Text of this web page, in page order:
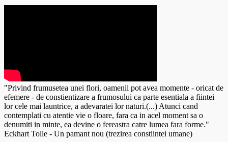
"Privind frumusetea unei flori, oamenii pot avea momente - oricat de
efemere - de constientizare a frumosului ca parte esentiala a fiintei
lor cele mai launtrice, a adevaratei lor naturi.(...) Atunci cand
contemplati cu atentie vie o floare, fara ca in acel moment sa o
denumiti in minte, ea devine o fereastra catre lumea fara forme."
Eckhart Tolle - Un pamant nou (trezirea constiintei umane)